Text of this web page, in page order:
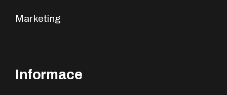
Marketing
Informace